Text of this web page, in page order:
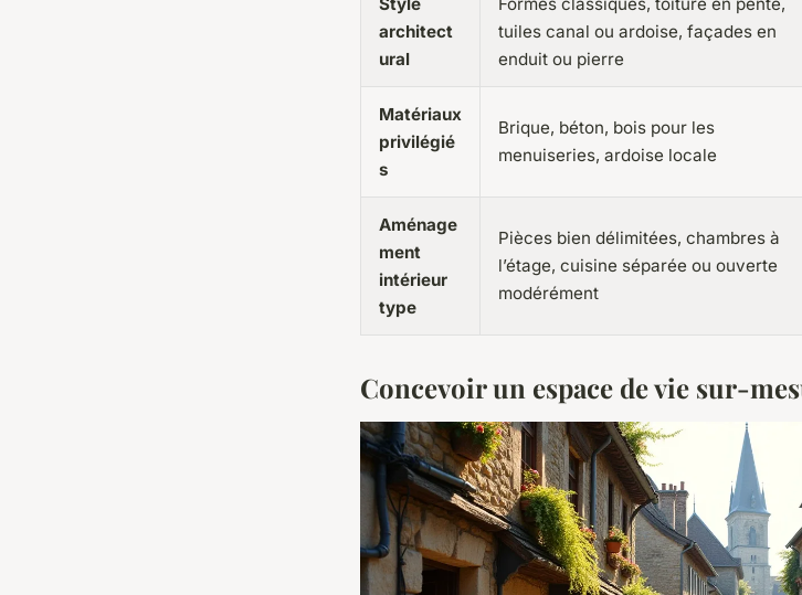
architect
ural
tuiles canal ou ardoise, façades en
enduit ou pierre
Matériaux
privilégié
s
Brique, béton, bois pour les
menuiseries, ardoise locale
Aménage
ment
intérieur
type
Pièces bien délimitées, chambres à
l’étage, cuisine séparée ou ouverte
modérément
Concevoir un espace de vie sur-